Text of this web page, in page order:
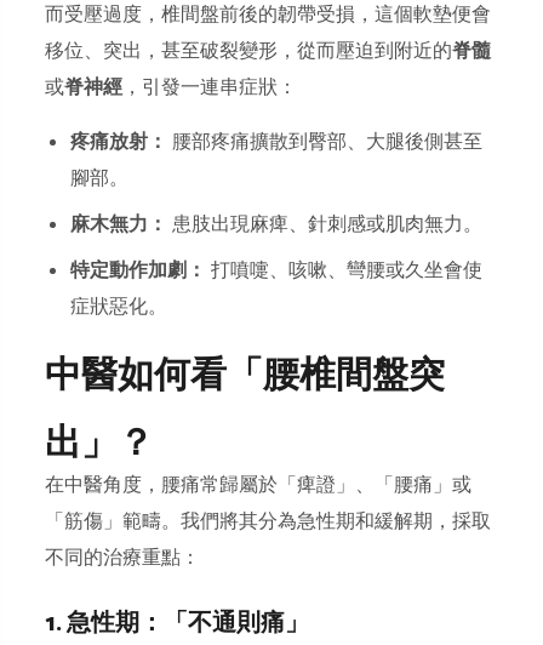
而受壓過度，椎間盤前後的韌帶受損，這個軟墊便會
移位、突出，甚至破裂變形，從而壓迫到附近的脊髓
或脊神經 ，引發一連串症狀：
疼痛放射： 腰部疼痛擴散到臀部、大腿後側甚至
腳部。
麻木無力： 患肢出現麻痺、針刺感或肌肉無力。
特定動作加劇： 打噴嚏、咳嗽、彎腰或久坐會使
症狀惡化。
中醫如何看「腰椎間盤突
出」？
在中醫角度，腰痛常歸屬於「痺證」、「腰痛」或
「筋傷」範疇。我們將其分為急性期和緩解期，採取
不同的治療重點：
1. 急性期：「不通則痛」